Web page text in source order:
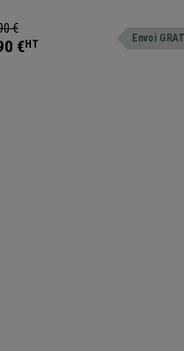
cuir, Noir
métallique chromée. Mécanisme
sur 4 positions
€
€HT Envoi